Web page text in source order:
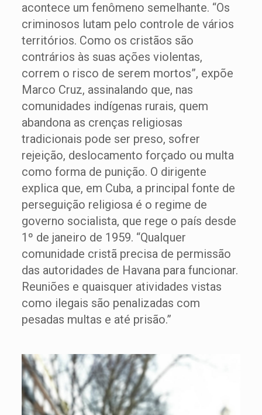
acontece um fenômeno semelhante. “Os
criminosos lutam pelo controle de vários
territórios. Como os cristãos são
contrários às suas ações violentas,
correm o risco de serem mortos”, expõe
Marco Cruz, assinalando que, nas
comunidades indígenas rurais, quem
abandona as crenças religiosas
tradicionais pode ser preso, sofrer
rejeição, deslocamento forçado ou multa
como forma de punição. O dirigente
explica que, em Cuba, a principal fonte de
perseguição religiosa é o regime de
governo socialista, que rege o país desde
1º de janeiro de 1959. “Qualquer
comunidade cristã precisa de permissão
das autoridades de Havana para funcionar.
Reuniões e quaisquer atividades vistas
como ilegais são penalizadas com
pesadas multas e até prisão.”